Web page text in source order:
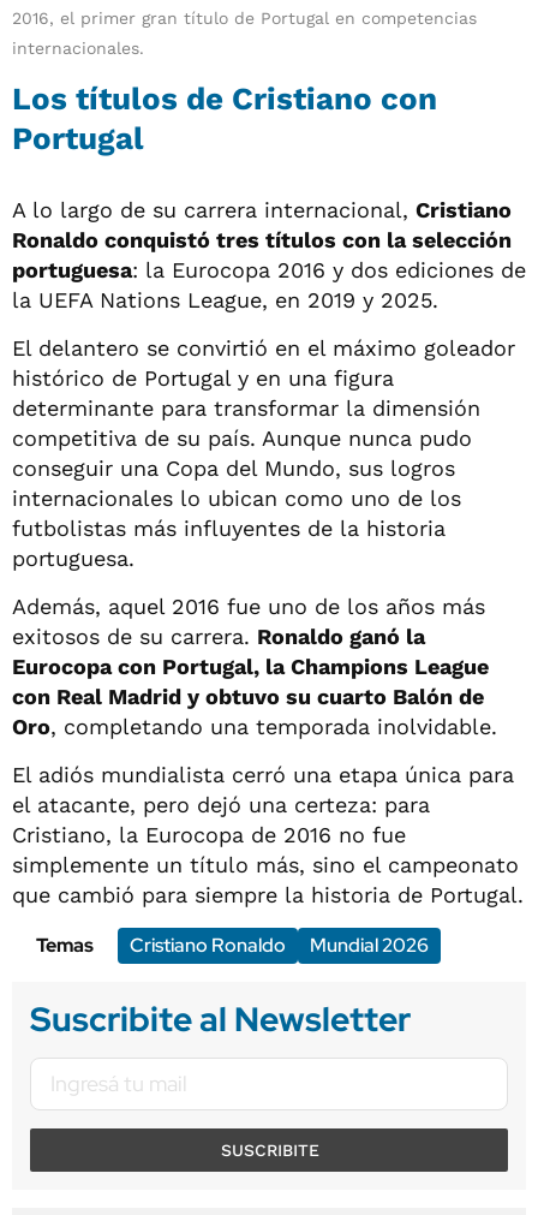
2016, el primer gran título de Portugal en competencias
internacionales.
Los títulos de Cristiano con
Portugal
A lo largo de su carrera internacional, Cristiano
Ronaldo conquistó tres títulos con la selección
portuguesa: la Eurocopa 2016 y dos ediciones de
la UEFA Nations League, en 2019 y 2025.
El delantero se convirtió en el máximo goleador
histórico de Portugal y en una figura
determinante para transformar la dimensión
competitiva de su país. Aunque nunca pudo
conseguir una Copa del Mundo, sus logros
internacionales lo ubican como uno de los
futbolistas más influyentes de la historia
portuguesa.
Además, aquel 2016 fue uno de los años más
exitosos de su carrera. Ronaldo ganó la
Eurocopa con Portugal, la Champions League
con Real Madrid y obtuvo su cuarto Balón de
Oro, completando una temporada inolvidable.
El adiós mundialista cerró una etapa única para
el atacante, pero dejó una certeza: para
Cristiano, la Eurocopa de 2016 no fue
simplemente un título más, sino el campeonato
que cambió para siempre la historia de Portugal.
Temas
Cristiano Ronaldo Mundial 2026
Suscribite al Newsletter
SUSCRIBITE